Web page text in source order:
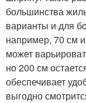
большинства
варианты и для
например, 70 см
может
но 200 см
обеспечивает
выгодно